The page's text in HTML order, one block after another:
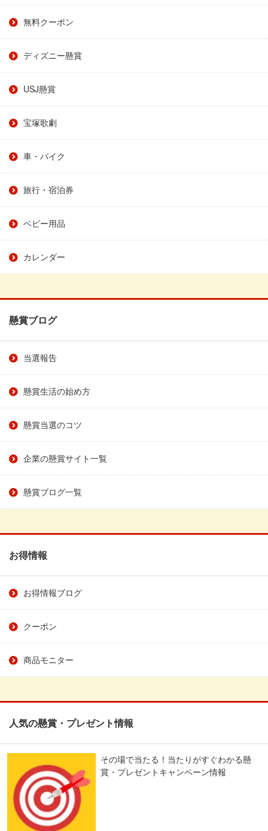
無料クーポン
ディズニー懸賞
USJ懸賞
宝塚歌劇
車・バイク
旅行・宿泊券
ベビー用品
カレンダー
懸賞ブログ
当選報告
懸賞生活の始め方
懸賞当選のコツ
企業の懸賞サイト一覧
懸賞ブログ一覧
お得情報
お得情報ブログ
クーポン
商品モニター
人気の懸賞・プレゼント情報
その場で当たる！当たりがすぐわかる懸
賞・プレゼントキャンペーン情報